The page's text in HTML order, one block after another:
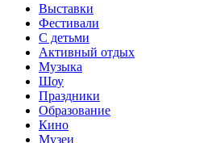
Выставки
Фестивали
С детьми
Активный отдых
Музыка
Шоу
Праздники
Образование
Кино
Музеи